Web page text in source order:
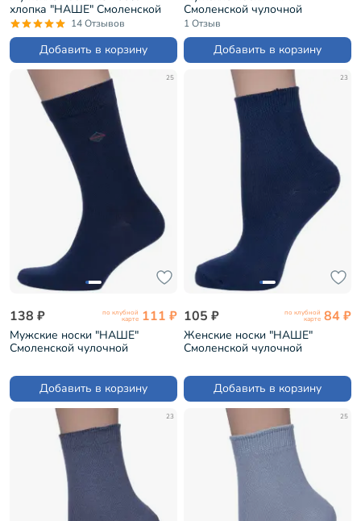
хлопка "НАШЕ" Смоленской
чулочной фабрики Антрацит
(5С40)
14 Отзывов
Добавить в корзину
Смоленской чулочной
фабрики рис. 1, ЧЕРНЫЕ №1
(6С38)
1 Отзыв
Добавить в корзину
25
138 ₽ по клубной
карте 111 ₽
Мужские носки "НАШЕ"
Смоленской чулочной
СИНИЕ №3-1 (7С161)
Добавить в корзину
23
105 ₽ по клубной
карте 84 ₽
Женские носки "НАШЕ"
Смоленской чулочной
СИНИЕ №3-1 (2С7)
Добавить в корзину
23 25